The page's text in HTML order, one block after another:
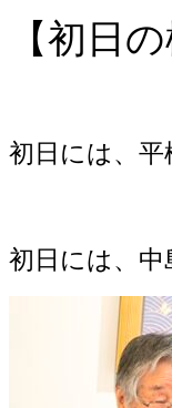
【初日の
初日には、
初日には、